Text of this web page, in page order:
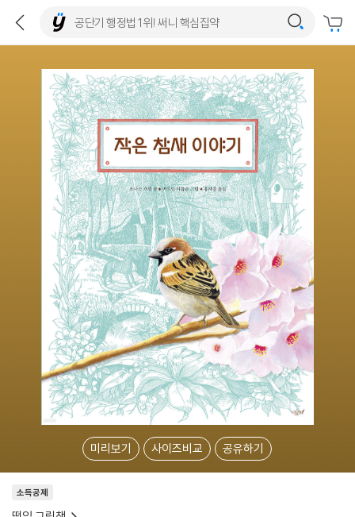
미리보기 사이즈비교 공유하기
소득공제